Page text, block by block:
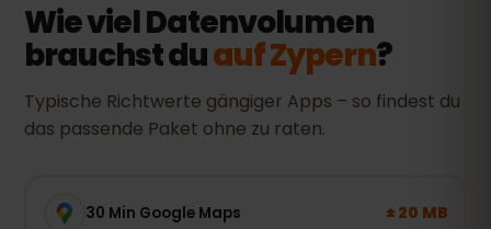
Wie viel Datenvolumen
brauchst duauf Zypern?
Typische Richtwerte gängiger Apps – so findest du
das passende Paket ohne zu raten.
30 Min Google Maps ± 20 MB